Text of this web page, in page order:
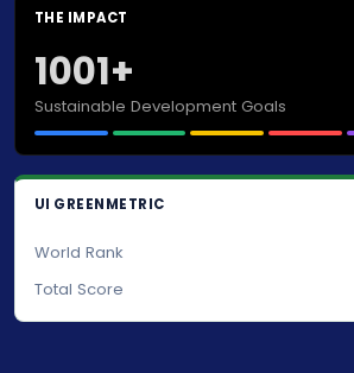
THE IMPACT
1001+
Sustainable Development Goals
UI GREENMETRIC
World Rank
Total Score